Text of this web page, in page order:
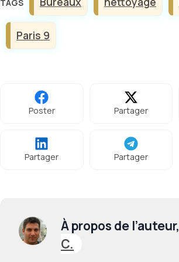
Paris 9
Poster Partager
Partager Partager
À propos de l’auteur,
C.